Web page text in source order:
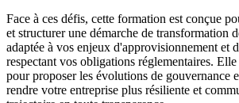
Face à ces défis, cette formation est conçue
et structurer une démarche de transformation
adaptée à vos enjeux d'approvisionnement et
respectant vos obligations réglementaires.
pour proposer les évolutions de gouvernance
rendre votre entreprise plus résiliente et